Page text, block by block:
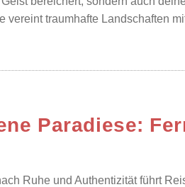
vereint traumhafte Landschaften
Paradiese:
Ruhe und Authentizität führt